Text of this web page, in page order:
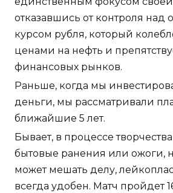
отказавшись от контроля над
курсом рубля, который
ценами на нефть и
финансовых рынков.
Раньше, когда мы
деньги, мы рассматривали
ближайшие 5 лет.
Бывает, в процессе
бытовые ранения или ожоги,
может мешать делу,
всегда удобен. Матч пройдет